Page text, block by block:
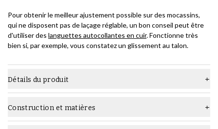
Pour obtenir le meilleur ajustement possible sur des mocassins,
qui ne disposent pas de laçage réglable, un bon conseil peut être
d'utiliser des languettes autocollantes en cuir. Fonctionne très
bien si, par exemple, vous constatez un glissement au talon.
Détails du produit
Construction et matières
Construction :